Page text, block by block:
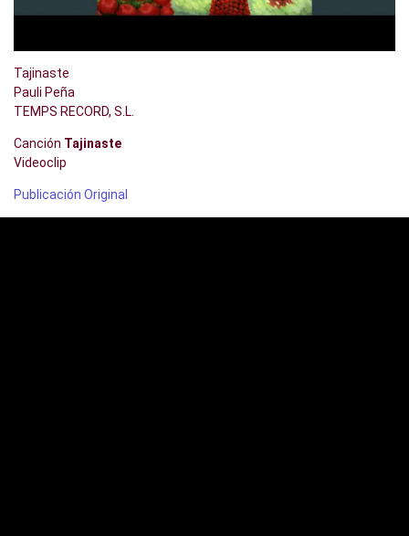
Tajinaste
Pauli Peña
TEMPS RECORD, S.L.
Canción Tajinaste
Videoclip
Publicación Original